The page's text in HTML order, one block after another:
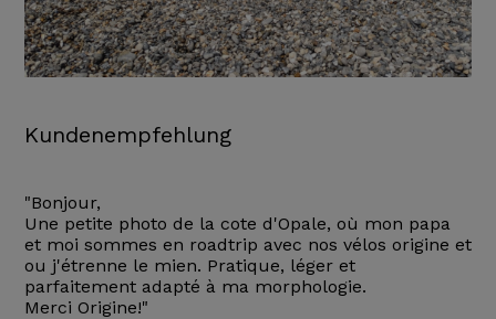
Kundenempfehlung
"Bonjour,
Une petite photo de la cote d'Opale, où mon papa
et moi sommes en roadtrip avec nos vélos origine et
ou j'étrenne le mien. Pratique, léger et
parfaitement adapté à ma morphologie.
Merci Origine!"